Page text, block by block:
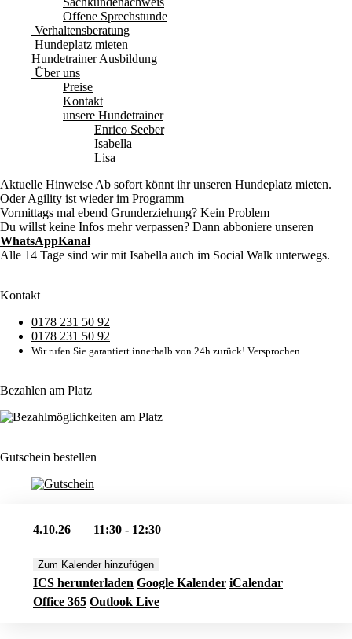
Offene Sprechstunde
Verhaltensberatung
Hundeplatz mieten
Hundetrainer Ausbildung
Über uns
Preise
Kontakt
unsere Hundetrainer
Enrico Seeber
Isabella
Lisa
Aktuelle Hinweise Ab sofort könnt ihr unseren Hundeplatz mieten.
Oder Agility ist wieder im Programm
Vormittags mal ebend Grunderziehung? Kein Problem
Du willst keine Infos mehr verpassen? Dann abboniere unseren
WhatsAppKanal
Alle 14 Tage sind wir mit Isabella auch im Social Walk unterwegs.
Kontakt
0178 231 50 92
0178 231 50 92
Wir rufen Sie garantiert innerhalb von 24h zurück! Versprochen.
Bezahlen am Platz
Gutschein bestellen
4.10.26 11:30 - 12:30
Zum Kalender hinzufügen
ICS herunterladen Google Kalender iCalendar
Office 365 Outlook Live